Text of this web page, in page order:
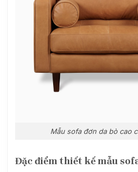
Mẫu sofa đơn da bò cao
Đặc điểm thiết kế mẫu